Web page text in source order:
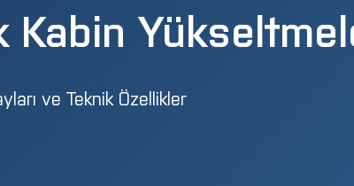
Kabin
ve Teknik Özellikler